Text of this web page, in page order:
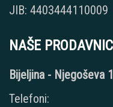
JIB: 4403444110009
NAŠE
Bijeljina - Njegoševa
Telefoni: